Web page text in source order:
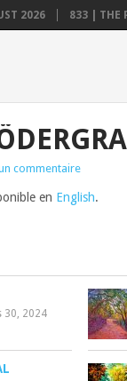
2026 833 | THE
commentaire
en English.
30, 2024